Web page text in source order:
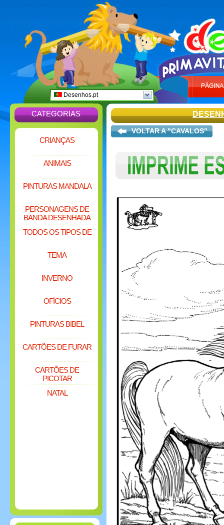
Desenhos.pt
CATEGORIAS
CRIANÇAS
ANIMAIS
PINTURAS MANDALA
PERSONAGENS DE
BANDA DESENHADA
TODOS OS TIPOS DE
TEMA
INVERNO
OFÍCIOS
PINTURAS BIBEL
CARTÕES DE FURAR
CARTÕES DE
PICOTAR
NATAL
VOLTAR A "CAVALOS"